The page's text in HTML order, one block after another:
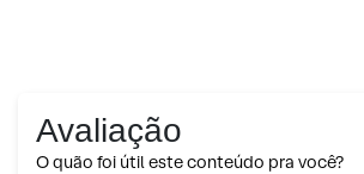
Avaliação
O quão foi útil este conteúdo pra você?